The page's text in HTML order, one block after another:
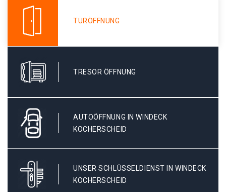
TÜRÖFFNUNG
TRESOR ÖFFNUNG
AUTOÖFFNUNG IN WINDECK
KOCHERSCHEID
UNSER SCHLÜSSELDIENST IN WINDECK
KOCHERSCHEID